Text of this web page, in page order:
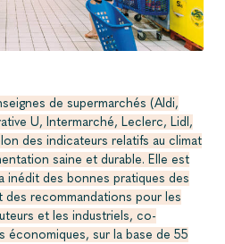
de supermarchés (Aldi,
U, Intermarché, Leclerc, Lidl,
des indicateurs relatifs au climat
saine et durable. Elle est
inédit des bonnes pratiques des
des recommandations pour les
et les industriels, co-
économiques, sur la base de 55